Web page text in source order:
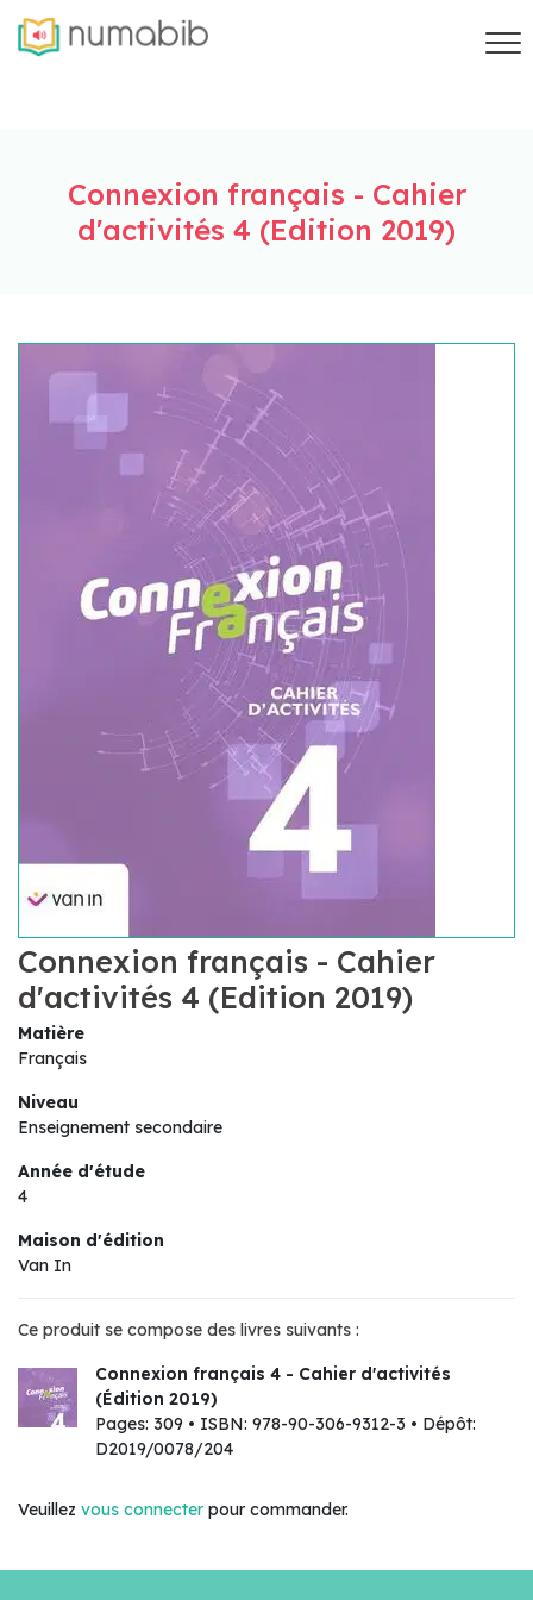
Connexion français - Cahier
d'activités 4 (Edition 2019)
Connexion français - Cahier
d'activités 4 (Edition 2019)
Matière
Français
Niveau
Enseignement secondaire
Année d'étude
4
Maison d'édition
Van In
Ce produit se compose des livres suivants :
Connexion français 4 - Cahier d'activités
(Édition 2019)
Pages: 309 • ISBN: 978-90-306-9312-3 • Dépôt:
D2019/0078/204
Veuillez vous connecter pour commander.